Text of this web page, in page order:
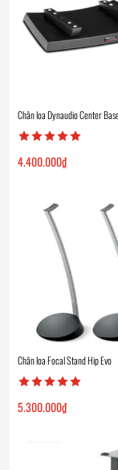
Chân loa Dynaudio Center
4.400.000₫
Chân loa Focal Stand Hip Evo
5.300.000₫